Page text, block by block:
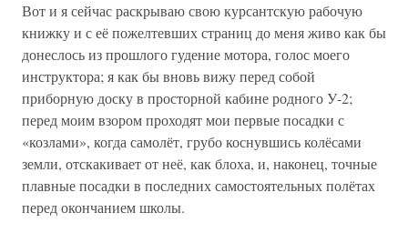
Вот и я сейчас раскрываю свою курсантскую рабочую
книжку и с её пожелтевших страниц до меня живо как бы
донеслось из прошлого гудение мотора, голос моего
инструктора; я как бы вновь вижу перед собой
приборную доску в просторной кабине родного У-2;
перед моим взором проходят мои первые посадки с
«козлами», когда самолёт, грубо коснувшись колёсами
земли, отскакивает от неё, как блоха, и, наконец, точные
плавные посадки в последних самостоятельных полётах
перед окончанием школы.